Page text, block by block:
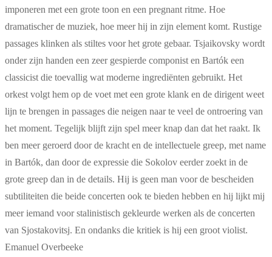
imponeren met een grote toon en een pregnant ritme. Hoe
dramatischer de muziek, hoe meer hij in zijn element komt. Rustige
passages klinken als stiltes voor het grote gebaar. Tsjaikovsky wordt
onder zijn handen een zeer gespierde componist en Bartók een
classicist die toevallig wat moderne ingrediënten gebruikt. Het
orkest volgt hem op de voet met een grote klank en de dirigent weet
lijn te brengen in passages die neigen naar te veel de ontroering van
het moment. Tegelijk blijft zijn spel meer knap dan dat het raakt. Ik
ben meer geroerd door de kracht en de intellectuele greep, met name
in Bartók, dan door de expressie die Sokolov eerder zoekt in de
grote greep dan in de details. Hij is geen man voor de bescheiden
subtiliteiten die beide concerten ook te bieden hebben en hij lijkt mij
meer iemand voor stalinistisch gekleurde werken als de concerten
van Sjostakovitsj. En ondanks die kritiek is hij een groot violist.
Emanuel Overbeeke